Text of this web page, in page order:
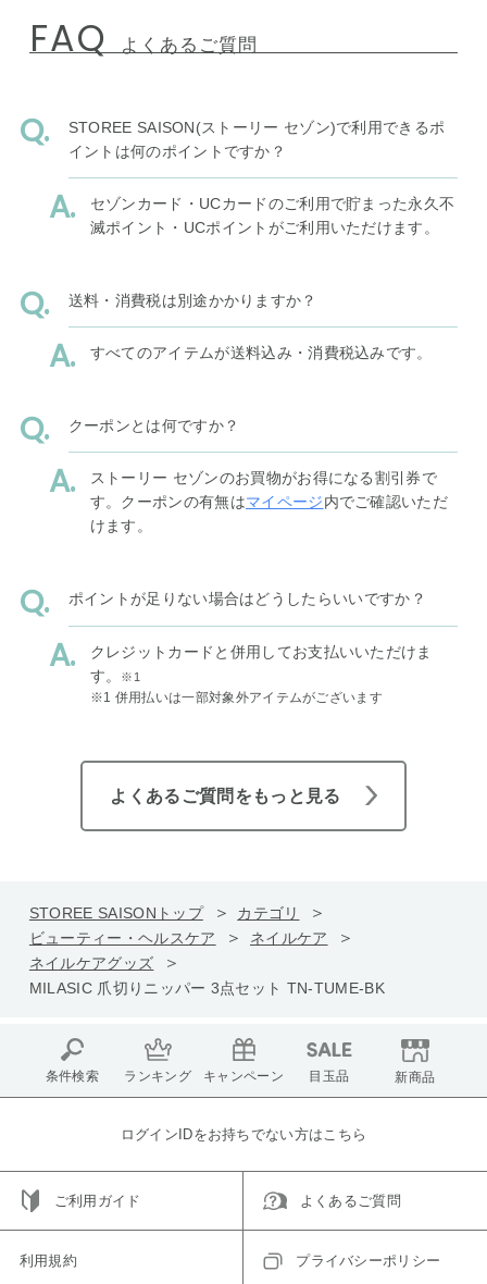
FAQ よくあるご質問
STOREE SAISON(ストーリー セゾン)で利用できるポ
イントは何のポイントですか？
セゾンカード・UCカードのご利用で貯まった永久不
滅ポイント・UCポイントがご利用いただけます。
送料・消費税は別途かかりますか？
すべてのアイテムが送料込み・消費税込みです。
クーポンとは何ですか？
ストーリー セゾンのお買物がお得になる割引券で
す。クーポンの有無はマイページ内でご確認いただ
けます。
ポイントが足りない場合はどうしたらいいですか？
クレジットカードと併用してお支払いいただけま
す。
※1
※1 併用払いは一部対象外アイテムがございます
よくあるご質問をもっと見る
STOREE SAISONトップ
カテゴリ
ビューティー・ヘルスケア
ネイルケア
ネイルケアグッズ
MILASIC 爪切りニッパー 3点セット TN-TUME-BK
条件検索 ランキング キャンペーン 目玉品 新商品
ログインIDをお持ちでない方はこちら
ご利用ガイド よくあるご質問
利用規約 プライバシーポリシー